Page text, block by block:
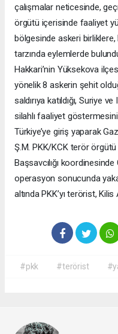
çalışmalar neticesinde,
örgütü içerisinde faaliyet
bölgesinde askeri birliklere,
tarzında eylemlerde
Hakkari’nin Yüksekova
yönelik 8 askerin şehit
saldırıya katıldığı, Suriye
silahlı faaliyet
Türkiye’ye giriş yaparak
Ş.M. PKK/KCK terör
Başsavcılığı
operasyon sonucunda
altında PKK’yı terörist,
#pkk #terörist